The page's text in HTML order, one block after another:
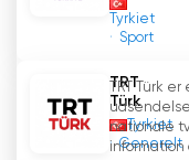
Tyrkiet
Sport
TRT
Türk
Tyrkiet
Generelt
TRT Türk
nationale
information